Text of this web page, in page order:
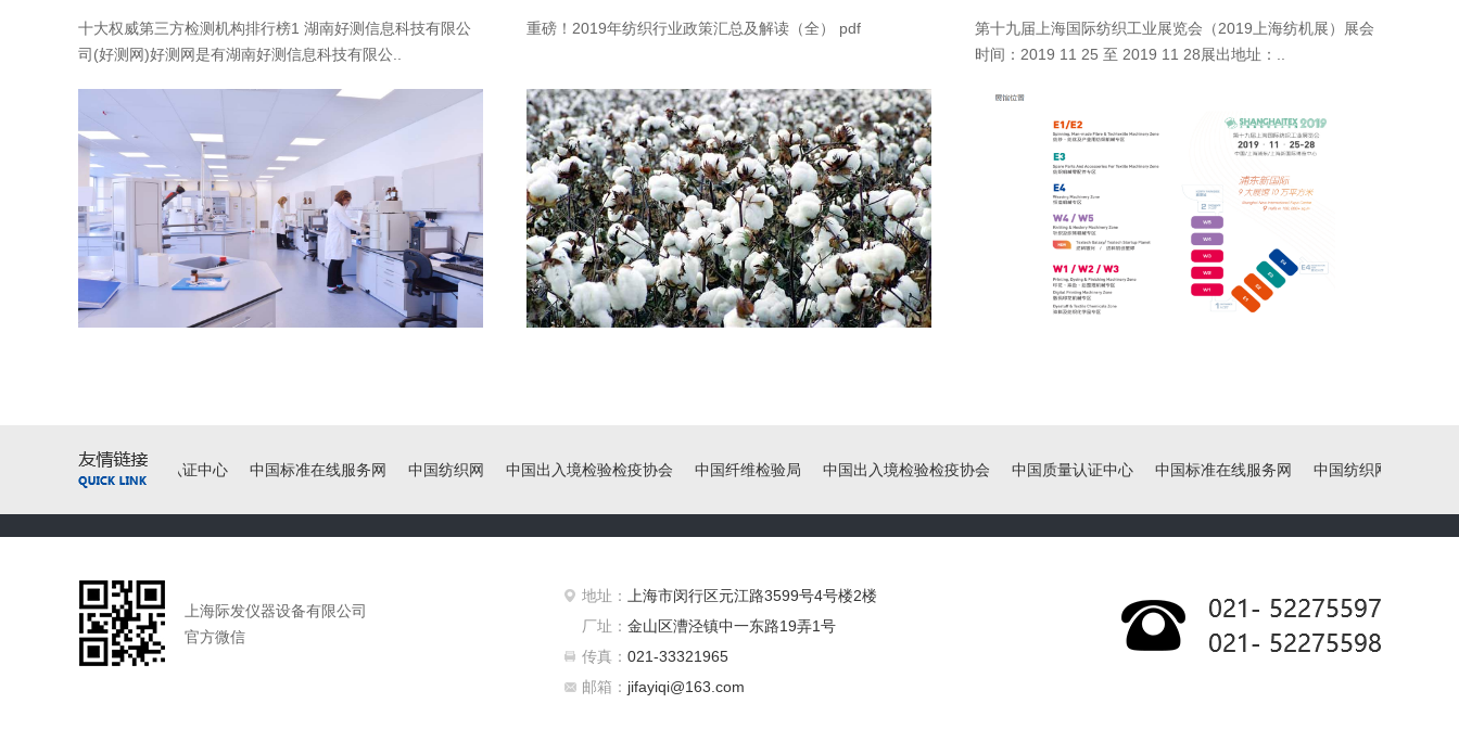
十大权威第三方检测机构排行榜1 湖南好测信息科技有限公
司(好测网)好测网是有湖南好测信息科技有限公..
重磅！2019年纺织行业政策汇总及解读（全） pdf
第十九届上海国际纺织工业展览会（2019上海纺机展）展会
时间：2019 11 25 至 2019 11 28展出地址：..
中国质量认证中心 中国标准在线服务网 中国纺织网 中国出入境检验检疫协会 中国纤维检验局 中国出入境检验检疫协会 中国质量认证中心 中国标准在线服务网 中国纺织网 中国出入境
上海际发仪器设备有限公司
官方微信
地址：
上海市闵行区元江路3599号4号楼2楼
厂址： 金山区漕泾镇中一东路19弄1号
传真： 021-33321965
邮箱： jifayiqi@163.com